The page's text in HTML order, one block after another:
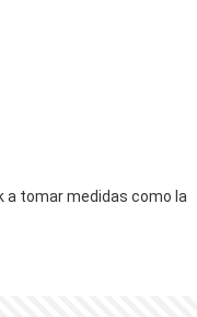
a tomar medidas como la